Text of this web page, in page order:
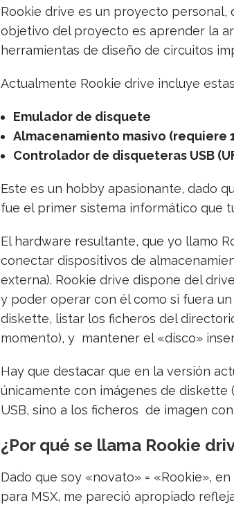
Rookie drive es un proyecto personal,
objetivo del proyecto es aprender la
herramientas de diseño de circuitos
Actualmente Rookie drive incluye
Emulador de disquete
Almacenamiento masivo (requiere
Controlador de disqueteras USB
Este es un hobby apasionante, dado
fue el primer sistema informático que
El hardware resultante, que yo llamo
conectar dispositivos de
externa). Rookie drive dispone del
y poder operar con él como si fuera
diskette, listar los ficheros del
momento), y mantener el «disco»
Hay que destacar que en la versión
únicamente con imágenes de
USB, sino a los ficheros de imagen
¿Por qué se llama Rookie
Dado que soy «novato» = «Rookie»,
para MSX, me pareció apropiado